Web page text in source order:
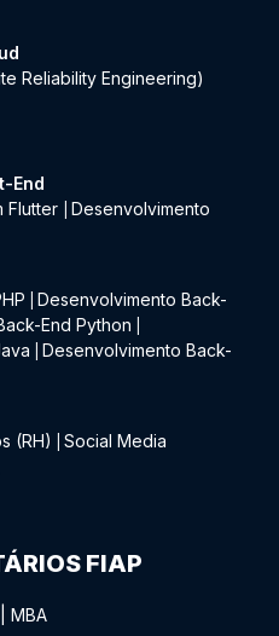
Reliability Engineering)
End
Flutter
Desenvolvimento
Desenvolvimento Back-
End Python
Desenvolvimento Back-
(RH)
Social Media
FIAP
MBA